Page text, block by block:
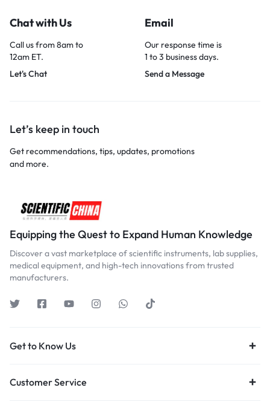
Chat with Us
Call us from 8am to
12am ET.
Let's Chat
Email
Our response time is
1 to 3 business days.
Send a Message
Let’s keep in touch
Get recommendations, tips, updates, promotions
and more.
Equipping the Quest to Expand Human Knowledge
Discover a vast marketplace of scientific instruments, lab supplies,
medical equipment, and high-tech innovations from trusted
manufacturers.
Get to Know Us
Customer Service